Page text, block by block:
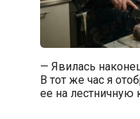
— Явилась
В тот же час я
ее на лестничную